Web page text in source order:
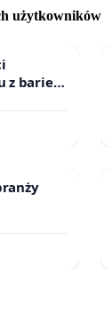
użytkowników
z barierą